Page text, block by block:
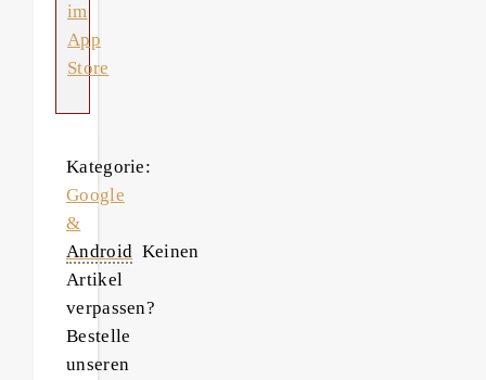
im
App
Store
Kategorie:
Google
&
Android Keinen
Artikel
verpassen?
Bestelle
unseren